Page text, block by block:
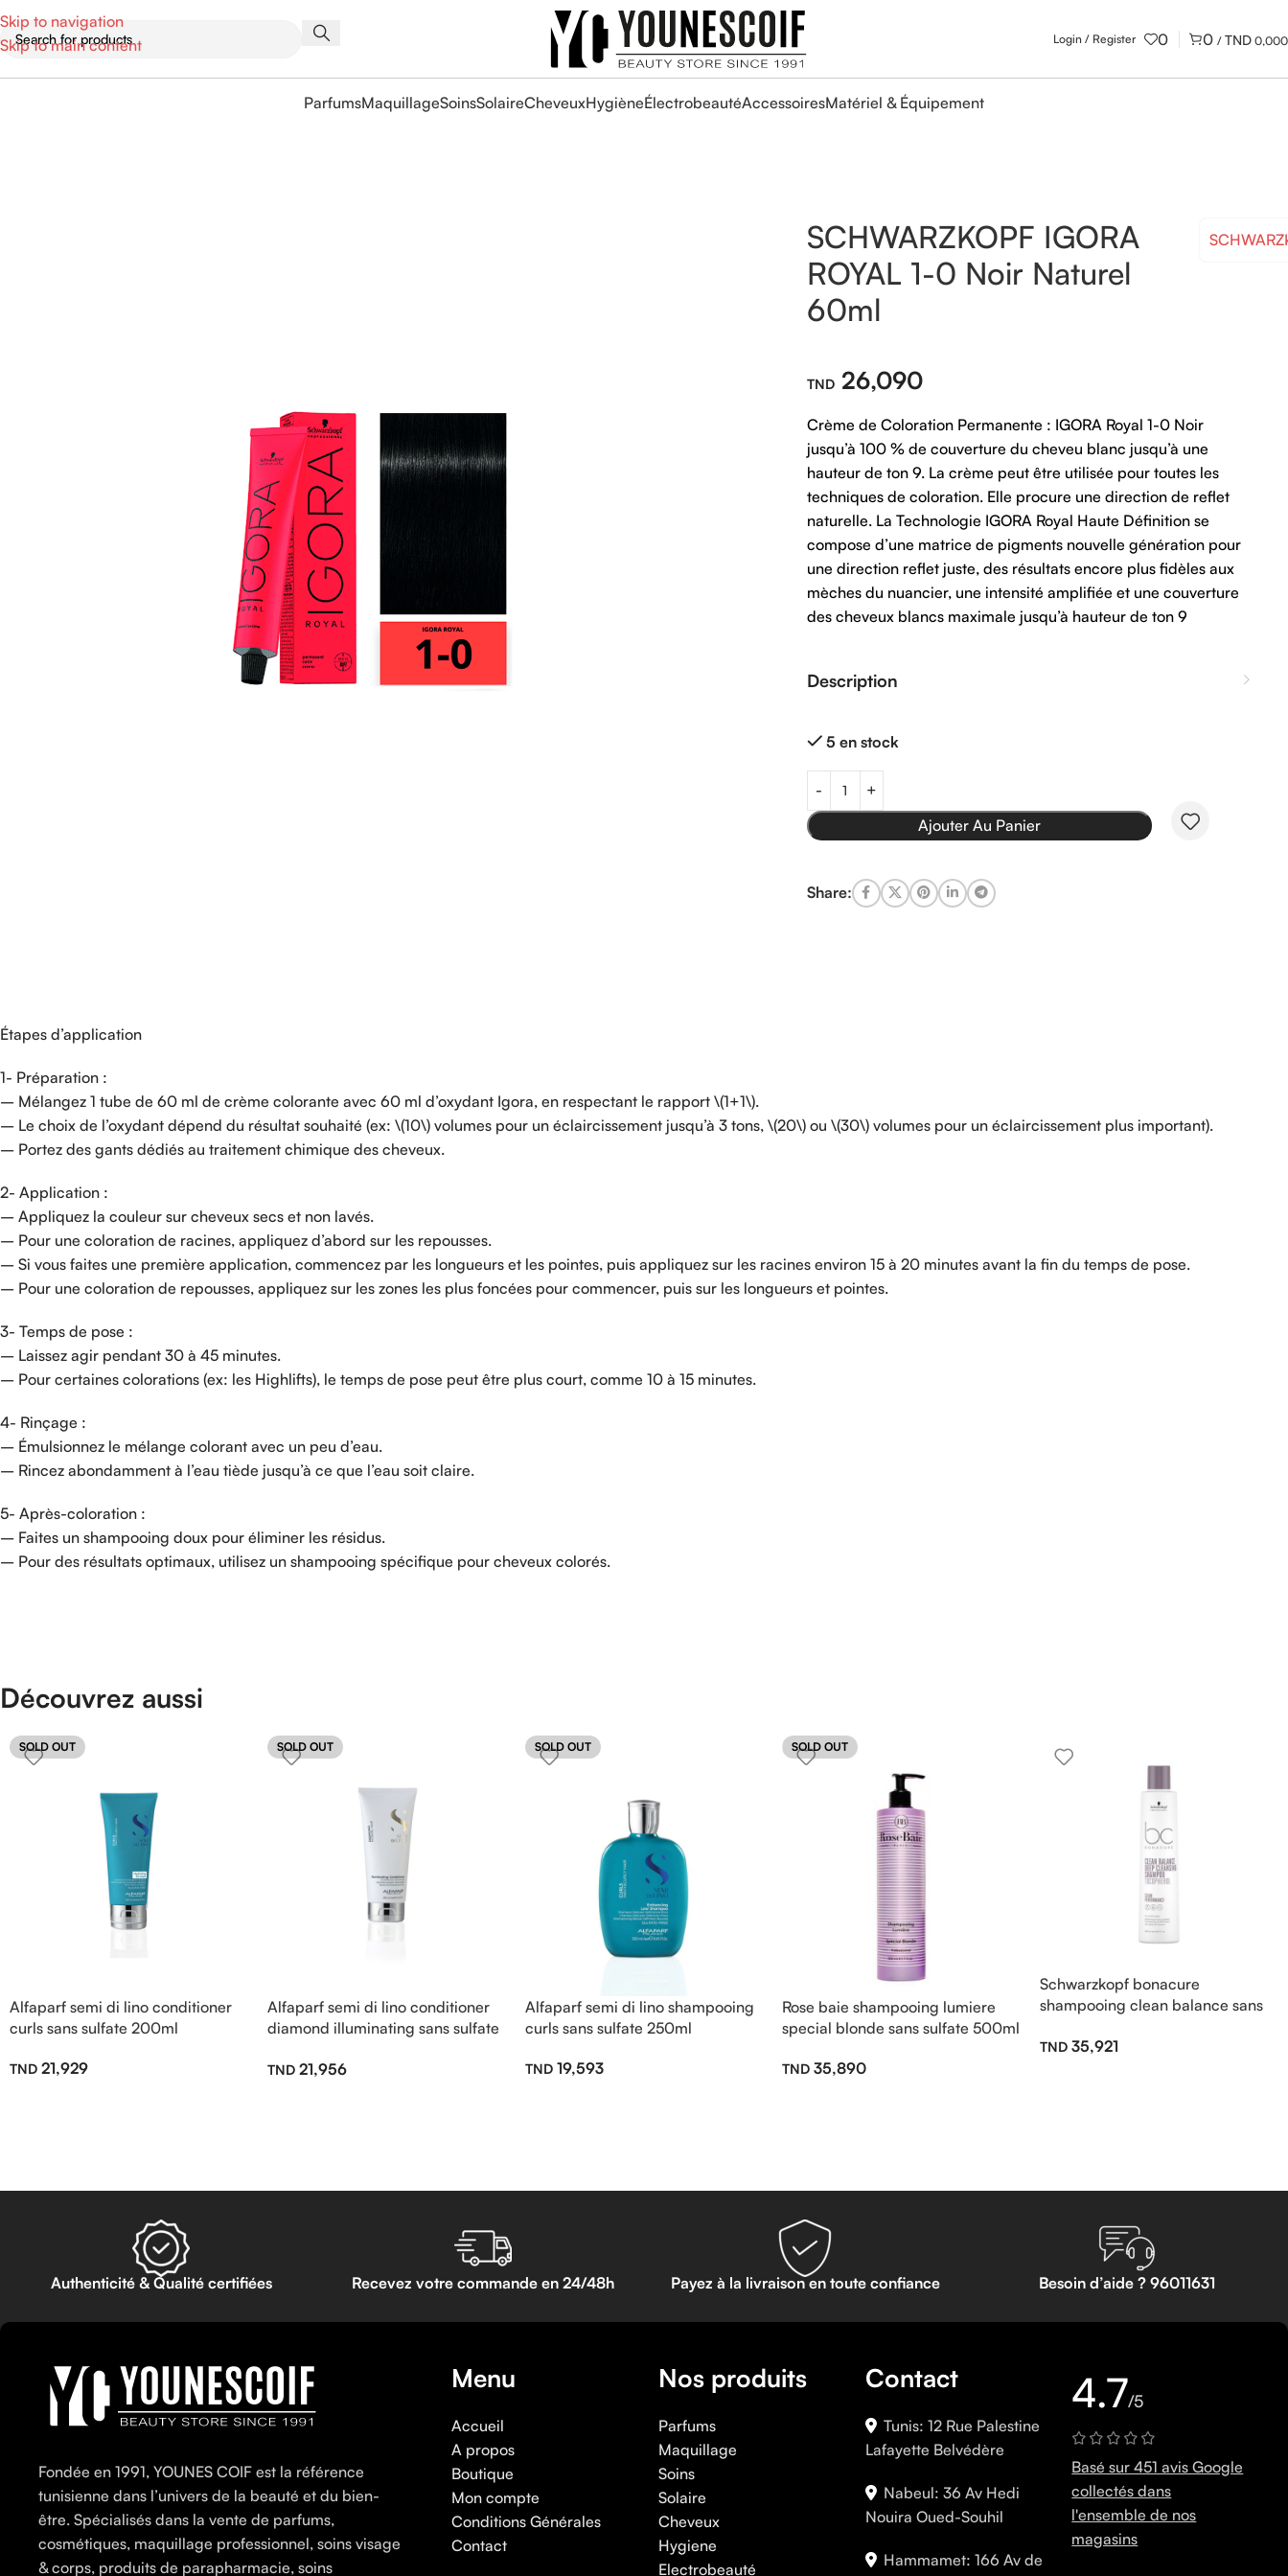
Skip to navigation
Skip to main content
Login / Register 0 0 / 0,000
ParfumsMaquillageSoinsSolaireCheveuxHygièneÉlectrobeautéAccessoiresMatériel & Équipement
SCHWARZKOPF IGORA
ROYAL 1-0 Noir Naturel
60ml
26,090
Crème de Coloration Permanente : IGORA Royal 1-0 Noir
jusqu’à 100 % de couverture du cheveu blanc jusqu’à une
hauteur de ton 9. La crème peut être utilisée pour toutes les
techniques de coloration. Elle procure une direction de reflet
naturelle. La Technologie IGORA Royal Haute Définition se
compose d’une matrice de pigments nouvelle génération pour
une direction reflet juste, des résultats encore plus fidèles aux
mèches du nuancier, une intensité amplifiée et une couverture
des cheveux blancs maximale jusqu’à hauteur de ton 9
Description
5 en stock
Ajouter Au Panier
Share:
Étapes d’application
1- Préparation :
– Mélangez 1 tube de 60 ml de crème colorante avec 60 ml d’oxydant Igora, en respectant le rapport \(1+1\).
– Le choix de l’oxydant dépend du résultat souhaité (ex: \(10\) volumes pour un éclaircissement jusqu’à 3 tons, \(20\) ou \(30\) volumes pour un éclaircissement plus important).
– Portez des gants dédiés au traitement chimique des cheveux.
2- Application :
– Appliquez la couleur sur cheveux secs et non lavés.
– Pour une coloration de racines, appliquez d’abord sur les repousses.
– Si vous faites une première application, commencez par les longueurs et les pointes, puis appliquez sur les racines environ 15 à 20 minutes avant la fin du temps de pose.
– Pour une coloration de repousses, appliquez sur les zones les plus foncées pour commencer, puis sur les longueurs et pointes.
3- Temps de pose :
– Laissez agir pendant 30 à 45 minutes.
– Pour certaines colorations (ex: les Highlifts), le temps de pose peut être plus court, comme 10 à 15 minutes.
4- Rinçage :
– Émulsionnez le mélange colorant avec un peu d’eau.
– Rincez abondamment à l’eau tiède jusqu’à ce que l’eau soit claire.
5- Après-coloration :
– Faites un shampooing doux pour éliminer les résidus.
– Pour des résultats optimaux, utilisez un shampooing spécifique pour cheveux colorés.
Découvrez aussi
SOLD OUT
Alfaparf semi di lino conditioner
curls sans sulfate 200ml
21,929
SOLD OUT
Alfaparf semi di lino conditioner
diamond illuminating sans sulfate
21,956
SOLD OUT
Alfaparf semi di lino shampooing
curls sans sulfate 250ml
19,593
SOLD OUT
Rose baie shampooing lumiere
special blonde sans sulfate 500ml
35,890
Schwarzkopf bonacure
shampooing clean balance sans
35,921
Authenticité & Qualité certifiées Recevez votre commande en 24/48h Payez à la livraison en toute confiance Besoin d’aide ? 96011631
Fondée en 1991, YOUNES COIF est la référence
tunisienne dans l’univers de la beauté et du bien-
être. Spécialisés dans la vente de parfums,
cosmétiques, maquillage professionnel, soins visage
& corps, produits de parapharmacie, soins
Menu
Accueil
A propos
Boutique
Mon compte
Conditions Générales
Contact
Nos produits
Parfums
Maquillage
Soins
Solaire
Cheveux
Hygiene
Electrobeauté
Contact
Tunis: 12 Rue Palestine
Lafayette Belvédère
Nabeul: 36 Av Hedi
Nouira Oued-Souhil
Hammamet: 166 Av de
4.7/5
Basé sur 451 avis Google
collectés dans
l'ensemble de nos
magasins